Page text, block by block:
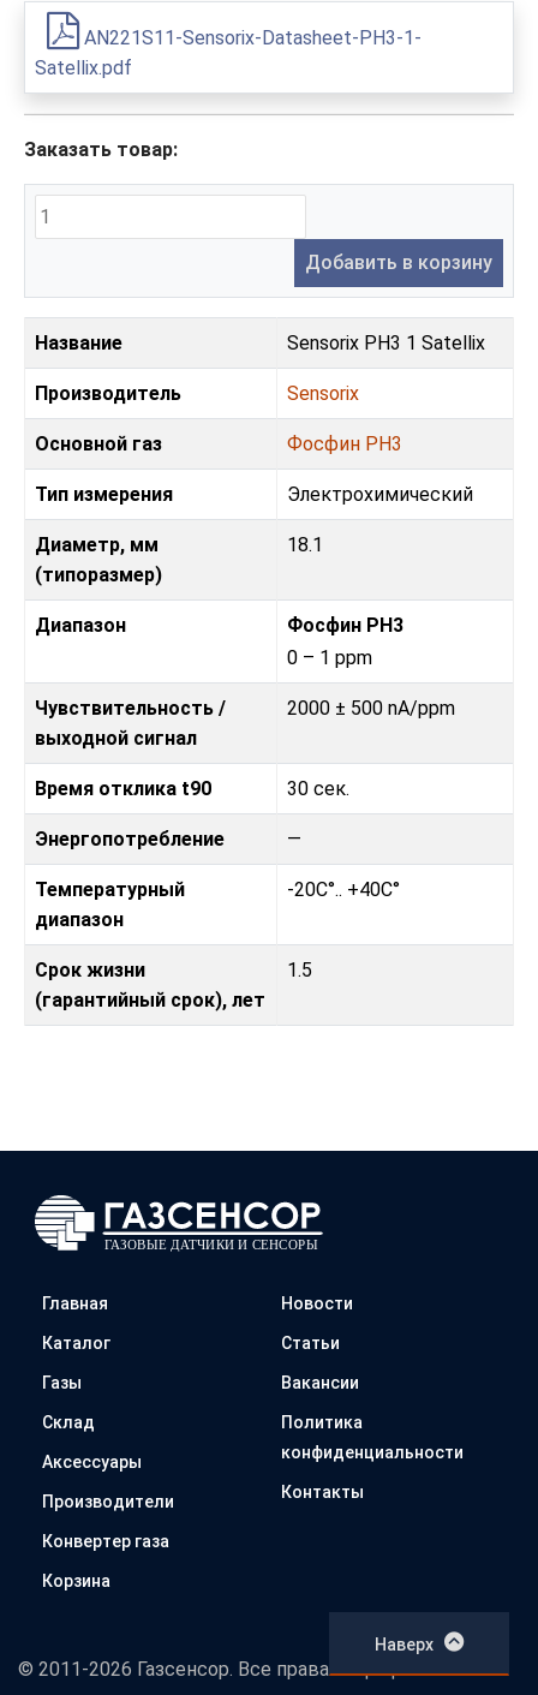
AN221S11-Sensorix-Datasheet-PH3-1-
Satellix.pdf
Заказать товар:
Добавить в корзину
Название Sensorix PH3 1 Satellix
Производитель Sensorix
Основной газ Фосфин PH3
Тип измерения Электрохимический
Диаметр, мм
(типоразмер)
18.1
Диапазон
Фосфин PH3
0 – 1 ppm
Чувствительность /
выходной сигнал
2000 ± 500 nA/ppm
Время отклика t90 30 сек.
Энергопотребление —
Температурный
диапазон
-20C°.. +40C°
Срок жизни
(гарантийный срок), лет
1.5
Главная
Каталог
Газы
Склад
Аксессуары
Производители
Конвертер газа
Корзина
Новости
Статьи
Вакансии
Политика
конфиденциальности
Контакты
© 2011-2026 Газсенсор. Все права защищены
Наверх